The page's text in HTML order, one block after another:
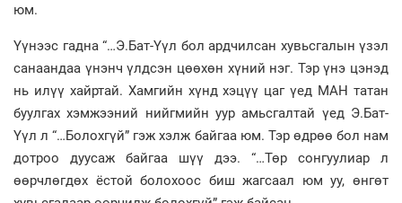
юм.
Үүнээс гадна “…Э.Бат-Үүл бол ардчилсан хувьсгалын үзэл
санаандаа үнэнч үлдсэн цөөхөн хүний нэг. Тэр үнэ цэнэд
нь илүү хайртай. Хамгийн хүнд хэцүү цаг үед МАН татан
буулгах хэмжээний нийгмийн уур амьсгалтай үед Э.Бат-
Үүл л “…Болохгүй” гэж хэлж байгаа юм. Тэр өдрөө бол нам
дотроо дуусаж байгаа шүү дээ. “…Төр сонгуулиар л
өөрчлөгдөх ёстой болохоос биш жагсаал юм уу, өнгөт